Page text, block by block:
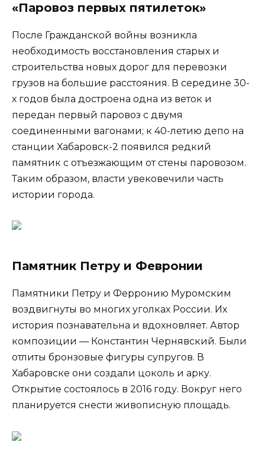
«Паровоз первых пятилеток»
После Гражданской войны возникла
необходимость восстановления старых и
строительства новых дорог для перевозки
грузов на большие расстояния. В середине 30-
х годов была достроена одна из веток и
передан первый паровоз с двумя
соединенными вагонами; к 40-летию депо на
станции Хабаровск-2 появился редкий
памятник с отъезжающим от стены паровозом.
Таким образом, власти увековечили часть
истории города.
Памятник Петру и Февронии
Памятники Петру и Ферронию Муромским
воздвигнуты во многих уголках России. Их
история познавательна и вдохновляет. Автор
композиции — Константин Чернявский. Были
отлиты бронзовые фигуры супругов. В
Хабаровске они создали цоколь и арку.
Открытие состоялось в 2016 году. Вокруг него
планируется снести живописную площадь.